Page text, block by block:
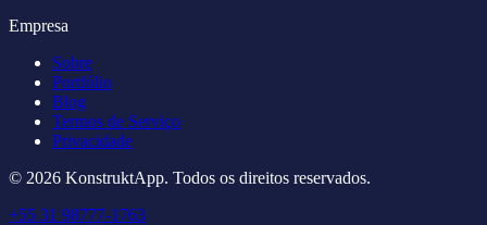
Empresa
Sobre
Portfólio
Blog
Termos de Serviço
Privacidade
© 2026 KonstruktApp. Todos os direitos reservados.
+55 31 98777-1763